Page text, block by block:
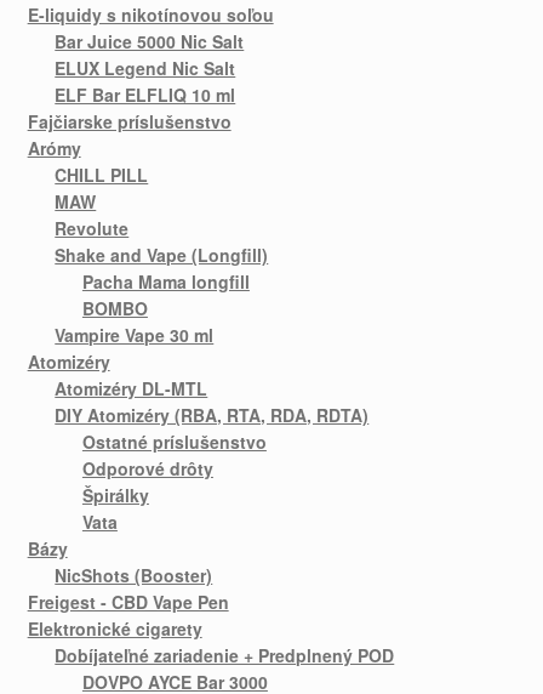
E-liquidy s nikotínovou soľou
Bar Juice 5000 Nic Salt
ELUX Legend Nic Salt
ELF Bar ELFLIQ 10 ml
Fajčiarske príslušenstvo
Arómy
CHILL PILL
MAW
Revolute
Shake and Vape (Longfill)
Pacha Mama longfill
BOMBO
Vampire Vape 30 ml
Atomizéry
Atomizéry DL-MTL
DIY Atomizéry (RBA, RTA, RDA, RDTA)
Ostatné príslušenstvo
Odporové drôty
Špirálky
Vata
Bázy
NicShots (Booster)
Freigest - CBD Vape Pen
Elektronické cigarety
Dobíjateľné zariadenie + Predplnený POD
DOVPO AYCE Bar 3000